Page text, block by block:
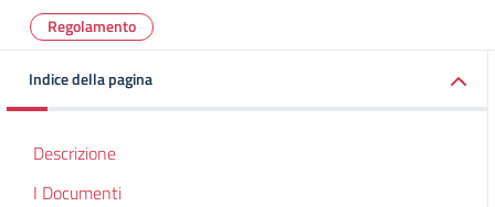
Regolamento
Indice della pagina
Descrizione
I Documenti